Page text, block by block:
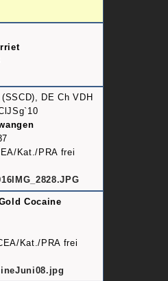
DE Ch VDH
Kat./PRA frei
Cocaine
Kat./PRA frei